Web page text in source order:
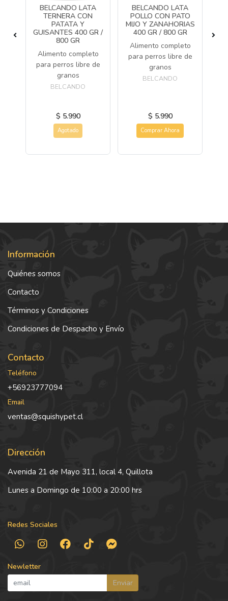
BELCANDO LATA
TERNERA CON
PATATA Y
GUISANTES 400 GR /
800 GR
Alimento completo
para perros libre de
granos
BELCANDO
$ 5.990
Agotado
BELCANDO LATA
POLLO CON PATO
MIJO Y ZANAHORIAS
400 GR / 800 GR
Alimento completo
para perros libre de
granos
BELCANDO
$ 5.990
Comprar Ahora
Información
Quiénes somos
Contacto
Términos y Condiciones
Condiciones de Despacho y Envío
Contacto
Teléfono
+56923777094
Email
ventas@squishypet.cl
Dirección
Avenida 21 de Mayo 311, local 4, Quillota
Lunes a Domingo de 10:00 a 20:00 hrs
Redes Sociales
Newletter
Enviar